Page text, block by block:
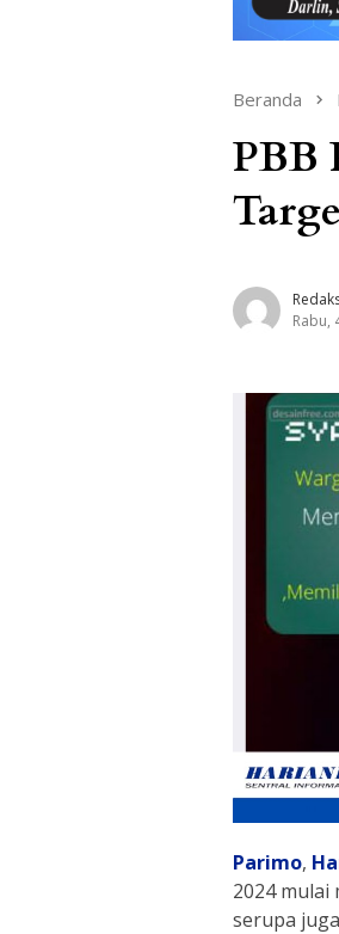
Beranda
PBB
Rabu,
Parimo,
2024
serupa